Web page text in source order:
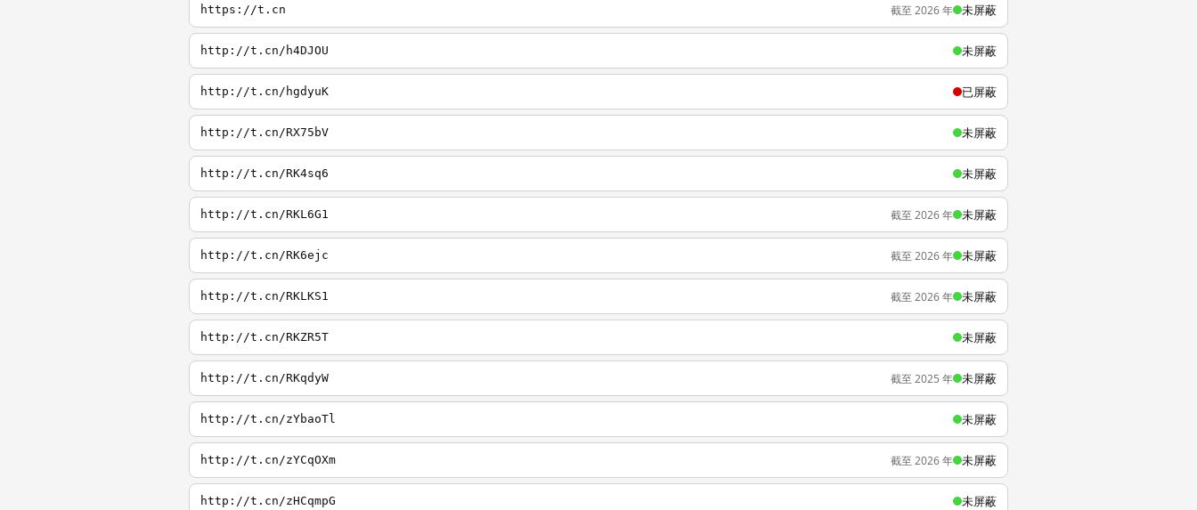
https://t.cn 截至 2026 年 未屏蔽
http://t.cn/h4DJOU 未屏蔽
http://t.cn/hgdyuK 已屏蔽
http://t.cn/RX75bV 未屏蔽
http://t.cn/RK4sq6 未屏蔽
http://t.cn/RKL6G1 截至 2026 年 未屏蔽
http://t.cn/RK6ejc 截至 2026 年 未屏蔽
http://t.cn/RKLKS1 截至 2026 年 未屏蔽
http://t.cn/RKZR5T 未屏蔽
http://t.cn/RKqdyW 截至 2025 年 未屏蔽
http://t.cn/zYbaoTl 未屏蔽
http://t.cn/zYCqOXm 截至 2026 年 未屏蔽
http://t.cn/zHCqmpG 未屏蔽